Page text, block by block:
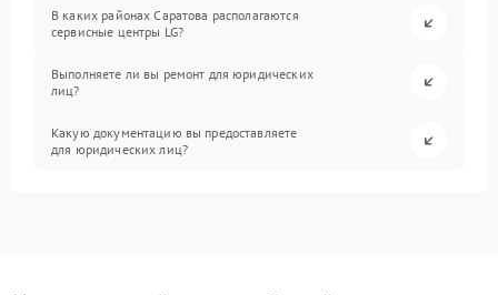
В каких районах Саратова располагаются
сервисные центры LG?
Выполняете ли вы ремонт для юридических
лиц?
Какую документацию вы предоставляете
для юридических лиц?